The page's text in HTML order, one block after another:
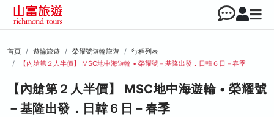
首頁 遊輪旅遊 榮耀號遊輪旅遊
行程列表
【內艙第２人半價】 MSC地中海遊輪 • 榮耀號－基隆出發．日韓６日－春季
【內艙第２人半價】 MSC地中海遊輪 • 榮耀號
－基隆出發．日韓６日－春季